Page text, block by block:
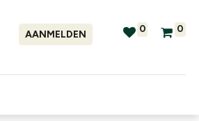
AANMELDEN 0 0